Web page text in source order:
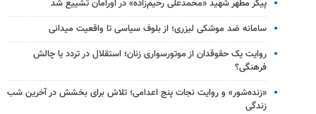
پیکر مطهر شهید «محمدعلی رحیم‌زاده» در اورامان تشییع شد
سامانه ضد موشکی لیزری؛ از بلوف سیاسی تا واقعیت میدانی
روایت یک حقوقدان از موتورسواری زنان؛ استقلال در تردد یا چالش
فرهنگی؟
«زنده‌شور» و روایت نجات پنج اعدامی؛ تلاش برای بخشش در آخرین شب
زندگی